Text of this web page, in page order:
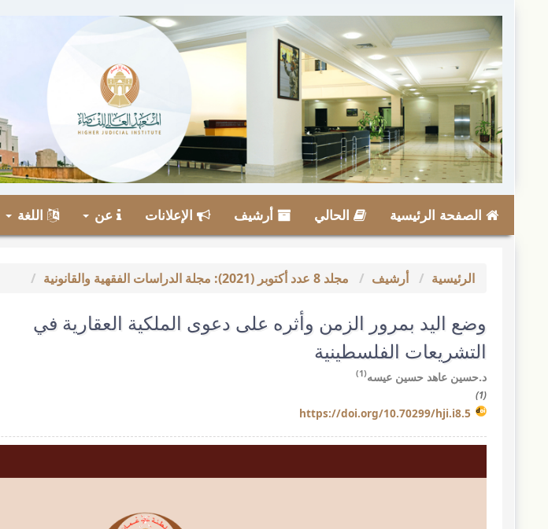
الجانبي
الصفحة الرئيسية الحالي أرشيف الإعلانات عن اللغة
الرئيسية أرشيف مجلد 8 عدد أكتوبر (2021): مجلة الدراسات الفقهية والقانونية
وضع اليد بمرور الزمن وأثره على دعوى الملكية العقارية في
التشريعات الفلسطينية
د.حسين عاهد حسين عيسه(1)
(1)
https://doi.org/10.70299/hji.i8.5
مقالة
الشريط